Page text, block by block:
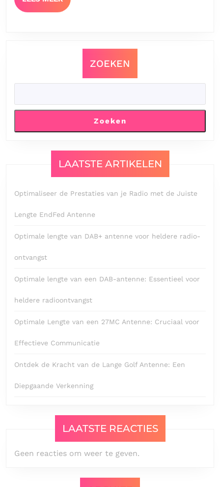
MEER
ZOEKEN
Zoeken
LAATSTE ARTIKELEN
Optimaliseer de Prestaties van je Radio met de Juiste
Lengte EndFed Antenne
Optimale lengte van DAB+ antenne voor heldere radio-
ontvangst
Optimale lengte van een DAB-antenne: Essentieel voor
heldere radioontvangst
Optimale Lengte van een 27MC Antenne: Cruciaal voor
Effectieve Communicatie
Ontdek de Kracht van de Lange Golf Antenne: Een
Diepgaande Verkenning
LAATSTE REACTIES
Geen reacties om weer te geven.